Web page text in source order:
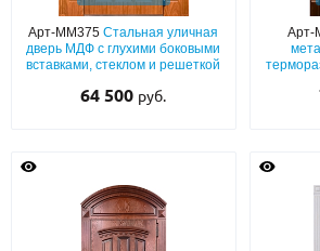
ЗАПРОСИТЬ РАСЧЕТ
Арт-ММ375Стальная уличная
дверь МДФ с глухими боковыми
вставками, стеклом и решеткой
64 500 руб.
Арт-